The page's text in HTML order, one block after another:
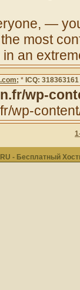
—
most
an
* ICQ: 318363161
wp-
wp-
- Бесплатный